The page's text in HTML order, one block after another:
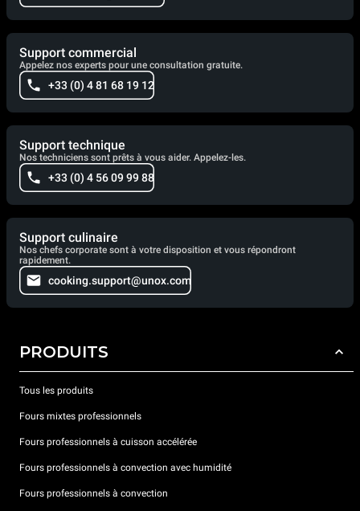
Support commercial
Appelez nos experts pour une consultation gratuite.
+33 (0) 4 81 68 19 12
Support technique
Nos techniciens sont prêts à vous aider. Appelez-les.
+33 (0) 4 56 09 99 88
Support culinaire
Nos chefs corporate sont à votre disposition et vous répondront
rapidement.
cooking.support@unox.com
PRODUITS
Tous les produits
Fours mixtes professionnels
Fours professionnels à cuisson accélérée
Fours professionnels à convection avec humidité
Fours professionnels à convection